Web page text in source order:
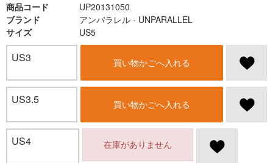
商品コード UP20131050
ブランド
アンパラレル - UNPARALLEL
サイズ
US5
US3 買い物かごへ入れる
US3.5 買い物かごへ入れる
US4 在庫がありません